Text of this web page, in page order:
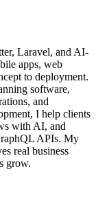
Laravel, and AI-
apps, web
to deployment.
software,
and
I help clients
with AI, and
APIs. My
real business
grow.